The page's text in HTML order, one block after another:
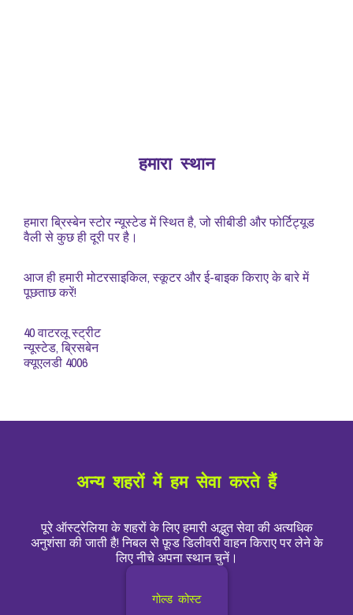
हमारा स्थान
हमारा ब्रिस्बेन स्टोर न्यूस्टेड में स्थित है, जो सीबीडी और फोर्टिट्यूड
वैली से कुछ ही दूरी पर है।
आज ही हमारी मोटरसाइकिल, स्कूटर और ई-बाइक किराए के बारे में
पूछताछ करें!
40 वाटरलू स्ट्रीट
न्यूस्टेड, ब्रिसबेन
क्यूएलडी 4006
अन्य शहरों में हम सेवा करते हैं
पूरे ऑस्ट्रेलिया के शहरों के लिए हमारी अद्भुत सेवा की अत्यधिक
अनुशंसा की जाती है! निबल से फ़ूड डिलीवरी वाहन किराए पर लेने के
लिए नीचे अपना स्थान चुनें।
गोल्ड कोस्ट